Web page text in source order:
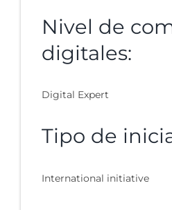
Nivel de
digitales:
Digital Expert
Tipo de
International initiative